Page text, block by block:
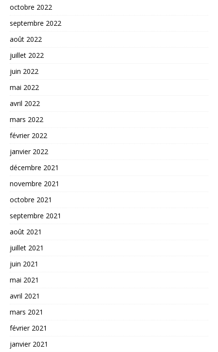
octobre 2022
septembre 2022
août 2022
juillet 2022
juin 2022
mai 2022
avril 2022
mars 2022
février 2022
janvier 2022
décembre 2021
novembre 2021
octobre 2021
septembre 2021
août 2021
juillet 2021
juin 2021
mai 2021
avril 2021
mars 2021
février 2021
janvier 2021